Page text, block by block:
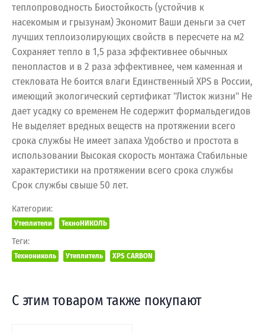
теплопроводность Биостойкость (устойчив к
насекомым и грызунам) Экономит Ваши деньги за счет
лучших теплоизолирующих свойств в пересчете на м2
Сохраняет тепло в 1,5 раза эффективнее обычных
пенопластов и в 2 раза эффективнее, чем каменная и
стекловата Не боится влаги Единственный XPS в России,
имеющий экологический сертификат "Листок жизни" Не
дает усадку со временем Не содержит формальдегидов
Не выделяет вредных веществ на протяжении всего
срока службы Не имеет запаха Удобство и простота в
использовании Высокая скорость монтажа Стабильные
характеристики на протяжении всего срока службы
Срок службы свыше 50 лет.
Категории:
Утеплители ТехноНИКОЛЬ
Теги:
Технониколь Утеплитель XPS CARBON
С этим товаром также покупают